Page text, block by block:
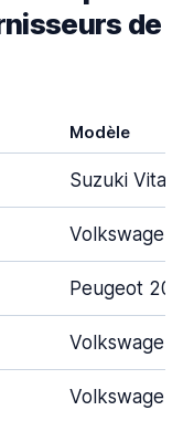
de
Modèle
Suzuki Vitara
Volkswagen
Peugeot 208
Volkswagen
Volkswagen